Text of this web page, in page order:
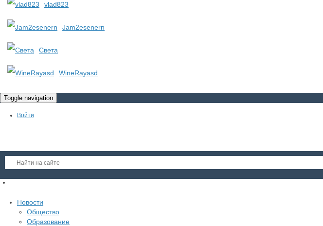
vlad823
Jam2esenern
Света
WineRayasd
Toggle navigation
Войти
Гость
Войти
Новости
Общество
Образование